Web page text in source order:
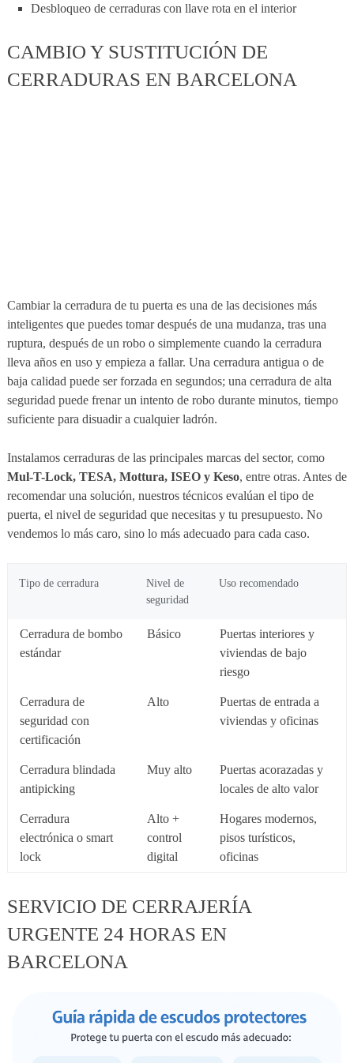
Desbloqueo de cerraduras con llave rota en el interior
CAMBIO Y SUSTITUCIÓN DE
CERRADURAS EN BARCELONA
Cambiar la cerradura de tu puerta es una de las decisiones más
inteligentes que puedes tomar después de una mudanza, tras una
ruptura, después de un robo o simplemente cuando la cerradura
lleva años en uso y empieza a fallar. Una cerradura antigua o de
baja calidad puede ser forzada en segundos; una cerradura de alta
seguridad puede frenar un intento de robo durante minutos, tiempo
suficiente para disuadir a cualquier ladrón.
Instalamos cerraduras de las principales marcas del sector, como
Mul-T-Lock, TESA, Mottura, ISEO y Keso, entre otras. Antes de
recomendar una solución, nuestros técnicos evalúan el tipo de
puerta, el nivel de seguridad que necesitas y tu presupuesto. No
vendemos lo más caro, sino lo más adecuado para cada caso.
Tipo de cerradura
Nivel de
seguridad
Uso recomendado
Cerradura de bombo
estándar
Básico
Puertas interiores y
viviendas de bajo
riesgo
Cerradura de
seguridad con
certificación
Alto
Puertas de entrada a
viviendas y oficinas
Cerradura blindada
antipicking
Muy alto
Puertas acorazadas y
locales de alto valor
Cerradura
electrónica o smart
lock
Alto +
control
digital
Hogares modernos,
pisos turísticos,
oficinas
SERVICIO DE CERRAJERÍA
URGENTE 24 HORAS EN
BARCELONA